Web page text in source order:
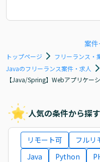
案
トップページ
フリーランス・
Javaのフリーランス案件・求人
【Java/Spring】Webアプリケー
人気の条件から探す
リモート可 フルリ
Java
Python